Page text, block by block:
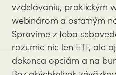
vzdelávaniu, praktickým
webinárom a ostatným
Spravíme z teba
rozumie nie len ETF, ale
dokonca opciám a na